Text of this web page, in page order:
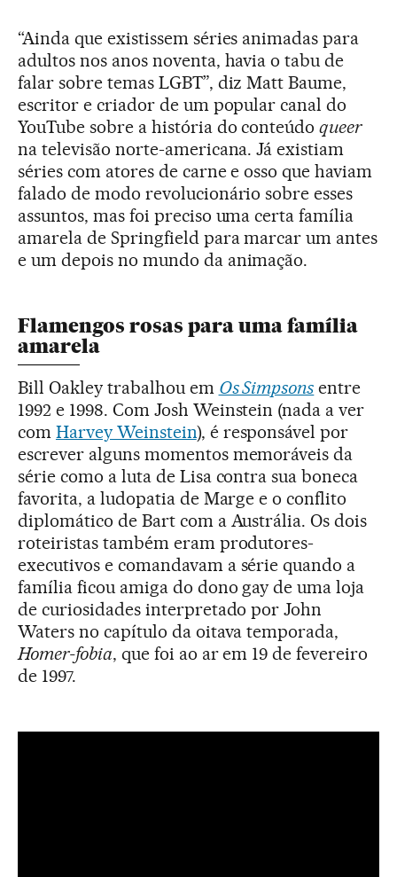
“Ainda que existissem séries animadas para
adultos nos anos noventa, havia o tabu de
falar sobre temas LGBT”, diz Matt Baume,
escritor e criador de um popular canal do
YouTube sobre a história do conteúdoqueer
na televisão norte-americana. Já existiam
séries com atores de carne e osso que haviam
falado de modo revolucionário sobre esses
assuntos, mas foi preciso uma certa família
amarela de Springfield para marcar um antes
e um depois no mundo da animação.
Flamengos rosas para uma família
amarela
Bill Oakley trabalhou em Os Simpsons entre
1992 e 1998. Com Josh Weinstein (nada a ver
com Harvey Weinstein), é responsável por
escrever alguns momentos memoráveis da
série como a luta de Lisa contra sua boneca
favorita, a ludopatia de Marge e o conflito
diplomático de Bart com a Austrália. Os dois
roteiristas também eram produtores-
executivos e comandavam a série quando a
família ficou amiga do dono gay de uma loja
de curiosidades interpretado por John
Waters no capítulo da oitava temporada,
Homer-fobia, que foi ao ar em 19 de fevereiro
de 1997.